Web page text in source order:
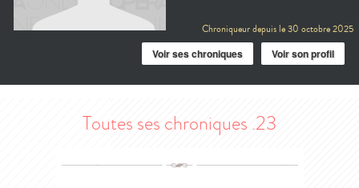
Chroniqueur depuis le30 octobre 2025
Voir son profil
Voir ses chroniques
Toutes ses chroniques .23